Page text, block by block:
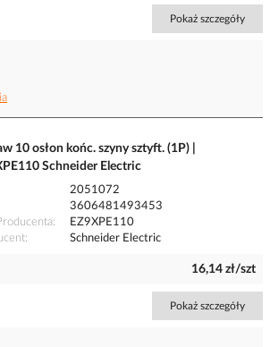
Pokaż szczegóły
10 osłon końc. szyny sztyft. (1P) |
Schneider Electric
2051072
3606481493453
EZ9XPE110
Schneider Electric
16,14 zł/szt
Pokaż szczegóły